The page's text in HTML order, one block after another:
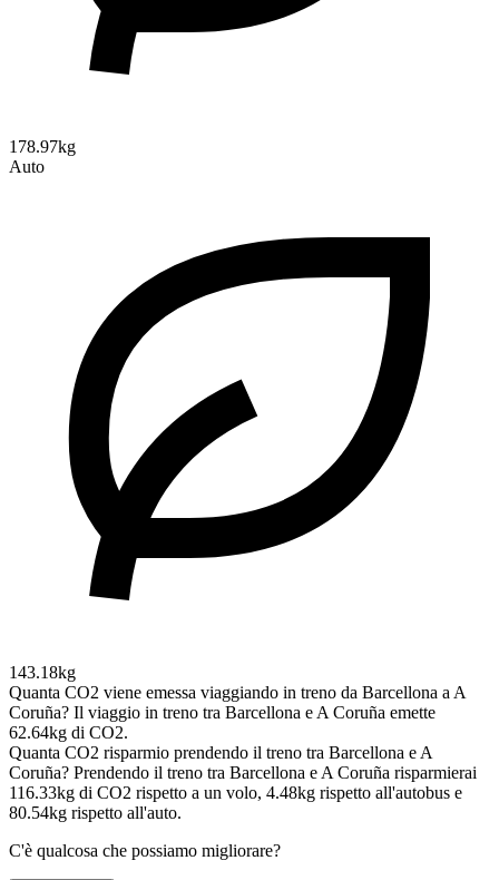
178.97kg
Auto
143.18kg
Quanta CO2 viene emessa viaggiando in treno da Barcellona a A
Coruña? Il viaggio in treno tra Barcellona e A Coruña emette
62.64kg di CO2.
Quanta CO2 risparmio prendendo il treno tra Barcellona e A
Coruña? Prendendo il treno tra Barcellona e A Coruña risparmierai
116.33kg di CO2 rispetto a un volo, 4.48kg rispetto all'autobus e
80.54kg rispetto all'auto.
C'è qualcosa che possiamo migliorare?